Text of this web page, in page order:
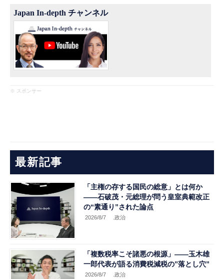
Japan In-depth チャンネル
※ スポンサー
最新記事
「主権の存する国民の総意」とは何か
――石破茂・元総理が問う皇室典範改正
の“素通り”された論点
2026/8/7 .政治
「複数税率こそ諸悪の根源」――玉木雄
一郎代表が語る消費税減税の”落とし穴”
2026/8/7 .政治